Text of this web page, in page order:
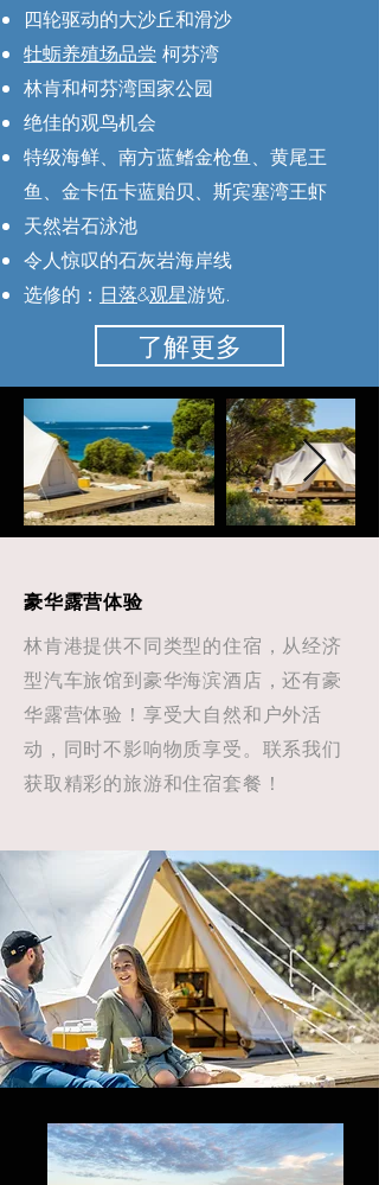
​四轮驱动的大沙丘和滑沙
牡蛎养殖场品尝 柯芬湾
林肯和柯芬湾国家公园
​绝佳的观鸟机会
特级海鲜、南方蓝鳍金枪鱼、黄尾王
鱼、金卡伍卡蓝贻贝、斯宾塞湾王虾
天然岩石泳池
令人惊叹的石灰岩海岸线
选修的： 日落&观星游览.​
了解更多
豪华露营体验
林肯港提供不同类型的住宿，从经济
型汽车旅馆到豪华海滨酒店，还有豪
华露营体验！享受大自然和户外活
动，同时不影响物质享受。联系我们
获取精彩的旅游和住宿套餐！